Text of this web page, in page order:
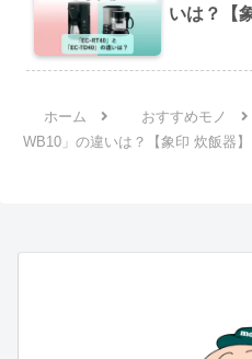
いは？【
ホーム おすすめモノ
WB10」の違いは？【象印 炊飯器】